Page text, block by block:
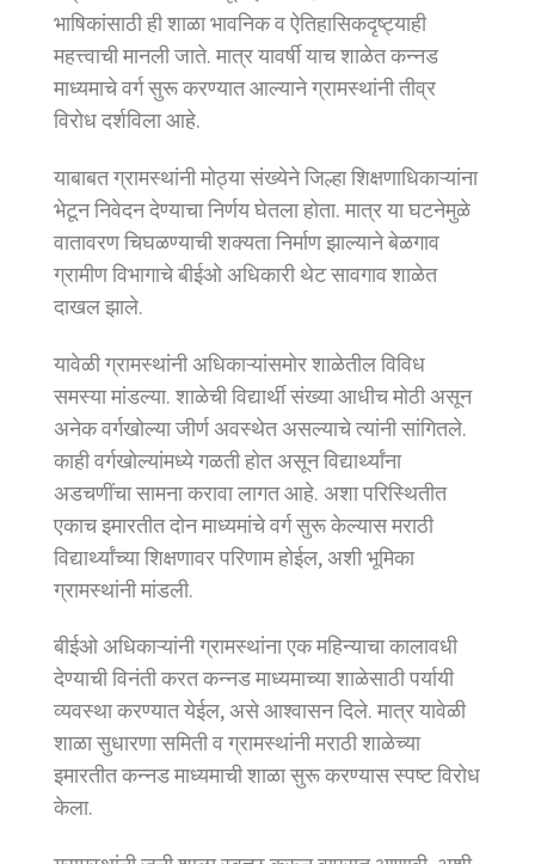
भाषिकांसाठी ही शाळा भावनिक व ऐतिहासिकदृष्ट्याही
महत्त्वाची मानली जाते. मात्र यावर्षी याच शाळेत कन्नड
माध्यमाचे वर्ग सुरू करण्यात आल्याने ग्रामस्थांनी तीव्र
विरोध दर्शविला आहे.
याबाबत ग्रामस्थांनी मोठ्या संख्येने जिल्हा शिक्षणाधिकाऱ्यांना
भेटून निवेदन देण्याचा निर्णय घेतला होता. मात्र या घटनेमुळे
वातावरण चिघळण्याची शक्यता निर्माण झाल्याने बेळगाव
ग्रामीण विभागाचे बीईओ अधिकारी थेट सावगाव शाळेत
दाखल झाले.
यावेळी ग्रामस्थांनी अधिकाऱ्यांसमोर शाळेतील विविध
समस्या मांडल्या. शाळेची विद्यार्थी संख्या आधीच मोठी असून
अनेक वर्गखोल्या जीर्ण अवस्थेत असल्याचे त्यांनी सांगितले.
काही वर्गखोल्यांमध्ये गळती होत असून विद्यार्थ्यांना
अडचणींचा सामना करावा लागत आहे. अशा परिस्थितीत
एकाच इमारतीत दोन माध्यमांचे वर्ग सुरू केल्यास मराठी
विद्यार्थ्यांच्या शिक्षणावर परिणाम होईल, अशी भूमिका
ग्रामस्थांनी मांडली.
बीईओ अधिकाऱ्यांनी ग्रामस्थांना एक महिन्याचा कालावधी
देण्याची विनंती करत कन्नड माध्यमाच्या शाळेसाठी पर्यायी
व्यवस्था करण्यात येईल, असे आश्वासन दिले. मात्र यावेळी
शाळा सुधारणा समिती व ग्रामस्थांनी मराठी शाळेच्या
इमारतीत कन्नड माध्यमाची शाळा सुरू करण्यास स्पष्ट विरोध
केला.